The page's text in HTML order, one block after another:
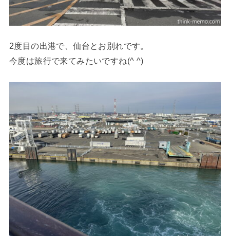
2度目の出港で、仙台とお別れです。
今度は旅行で来てみたいですね(^ ^)